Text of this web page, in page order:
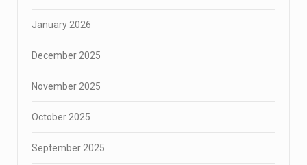
January 2026
December 2025
November 2025
October 2025
September 2025